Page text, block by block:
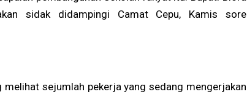
sidak didampingi Camat Cepu, Kamis sore
melihat sejumlah pekerja yang sedang mengerjakan